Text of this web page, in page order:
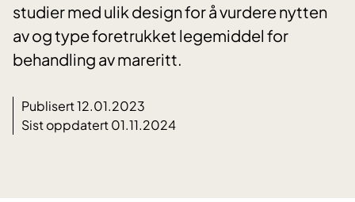
studier med ulik design for å vurdere nytten
av og type foretrukket legemiddel for
behandling av mareritt.
Publisert 12.01.2023
Sist oppdatert 01.11.2024